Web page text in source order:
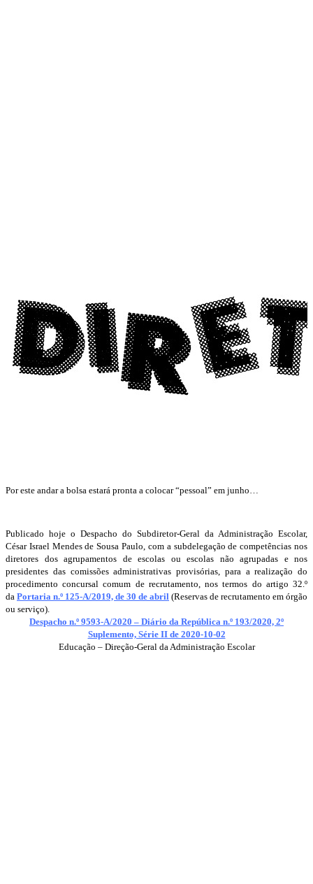
Por este andar a bolsa estará pronta a colocar “pessoal” em junho…
Publicado hoje o Despacho do Subdiretor-Geral da Administração Escolar,
César Israel Mendes de Sousa Paulo, com a subdelegação de competências nos
diretores dos agrupamentos de escolas ou escolas não agrupadas e nos
presidentes das comissões administrativas provisórias, para a realização do
procedimento concursal comum de recrutamento, nos termos do artigo 32.º
da Portaria n.º 125-A/2019, de 30 de abril (Reservas de recrutamento em órgão
ou serviço).
Despacho n.º 9593-A/2020 – Diário da República n.º 193/2020, 2º
Suplemento, Série II de 2020-10-02
Educação – Direção-Geral da Administração Escolar